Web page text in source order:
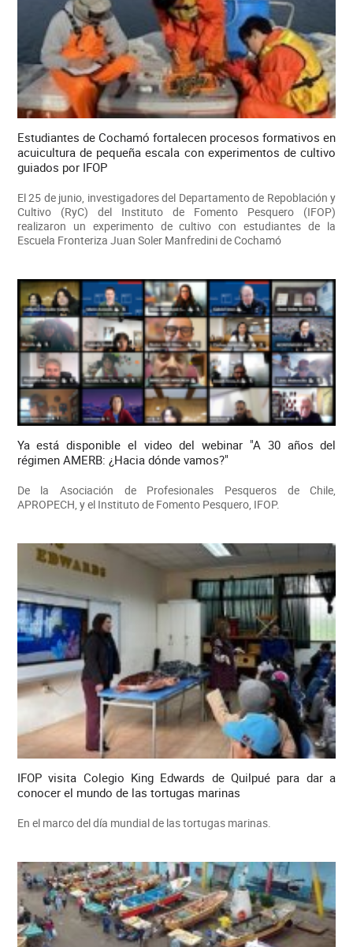
Estudiantes de Cochamó fortalecen procesos formativos en
acuicultura de pequeña escala con experimentos de cultivo
guiados por IFOP
El 25 de junio, investigadores del Departamento de Repoblación y
Cultivo (RyC) del Instituto de Fomento Pesquero (IFOP)
realizaron un experimento de cultivo con estudiantes de la
Escuela Fronteriza Juan Soler Manfredini de Cochamó
Ya está disponible el video del webinar "A 30 años del
régimen AMERB: ¿Hacia dónde vamos?"
De la Asociación de Profesionales Pesqueros de Chile,
APROPECH, y el Instituto de Fomento Pesquero, IFOP.
IFOP visita Colegio King Edwards de Quilpué para dar a
conocer el mundo de las tortugas marinas
En el marco del día mundial de las tortugas marinas.